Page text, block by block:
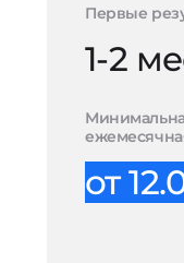
Первые
1-2
от